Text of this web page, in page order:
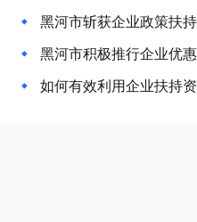
黑河市斩获企业政策扶
黑河市积极推行企业优
如何有效利用企业扶持